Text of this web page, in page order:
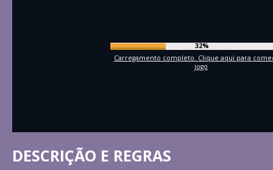
35%
Carregamento completo. Clique aqui para
jogo
DESCRIÇÃO E REGRAS